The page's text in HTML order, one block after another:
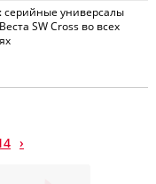
серийные универсалы
SW Cross во всех
›